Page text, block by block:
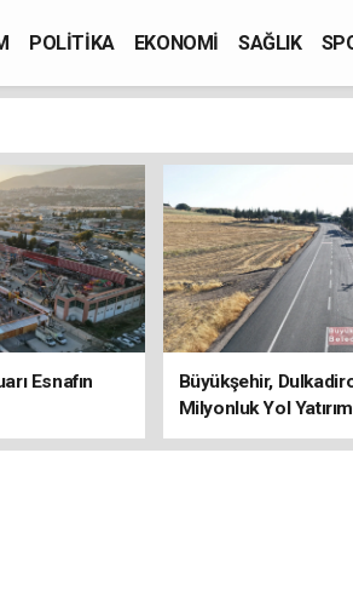
POLİTİKA EKONOMİ SAĞLIK
Esnafın
Büyükşehir,
Milyonluk Yol